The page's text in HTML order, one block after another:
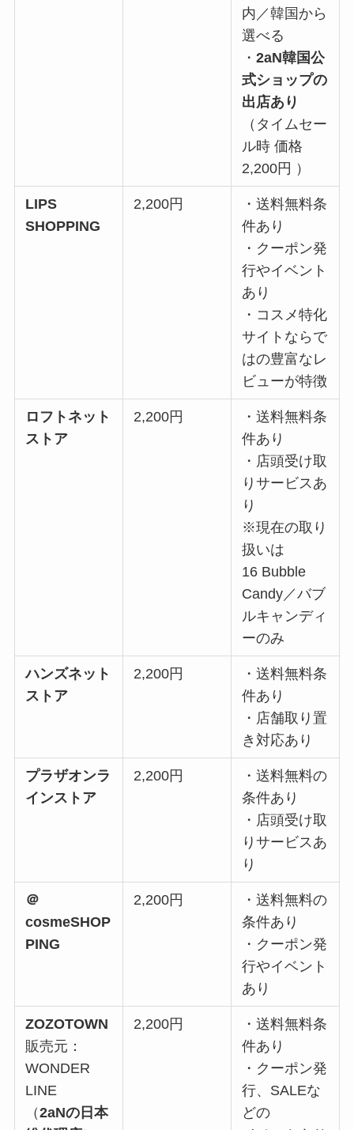
内／韓国から
選べる
・2aN韓国公
式ショップの
出店あり
（タイムセー
ル時 価格
2,200円 ）
LIPS
SHOPPING
2,200円
・送料無料条
件あり
・クーポン発
行やイベント
あり
・コスメ特化
サイトならで
はの豊富なレ
ビューが特徴
ロフトネット
ストア
2,200円
・送料無料条
件あり
・店頭受け取
りサービスあ
り
※現在の取り
扱いは
16 Bubble
Candy／バブ
ルキャンディ
ーのみ
ハンズネット
ストア
2,200円
・送料無料条
件あり
・店舗取り置
き対応あり
プラザオンラ
インストア
2,200円
・送料無料の
条件あり
・店頭受け取
りサービスあ
り
＠
cosmeSHOP
PING
2,200円
・送料無料の
条件あり
・クーポン発
行やイベント
あり
ZOZOTOWN
販売元：
WONDER
LINE
（2aNの日本
2,200円
・送料無料条
件あり
・クーポン発
行、SALEな
どの